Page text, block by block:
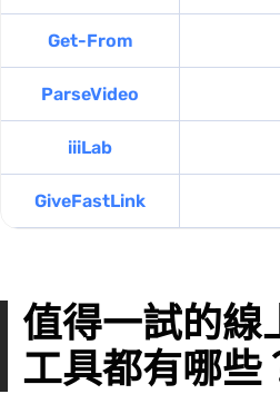
Get-From
ParseVideo
iiiLab
GiveFastLink
值得一試的線
工具都有哪些